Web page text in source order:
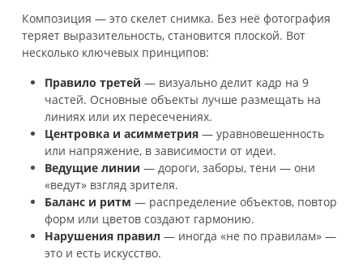
Композиция — это скелет снимка. Без неё фотография
теряет выразительность, становится плоской. Вот
несколько ключевых принципов:
Правило третей — визуально делит кадр на 9
частей. Основные объекты лучше размещать на
линиях или их пересечениях.
Центровка и асимметрия — уравновешенность
или напряжение, в зависимости от идеи.
Ведущие линии — дороги, заборы, тени — они
«ведут» взгляд зрителя.
Баланс и ритм — распределение объектов, повтор
форм или цветов создают гармонию.
Нарушения правил — иногда «не по правилам» —
это и есть искусство.